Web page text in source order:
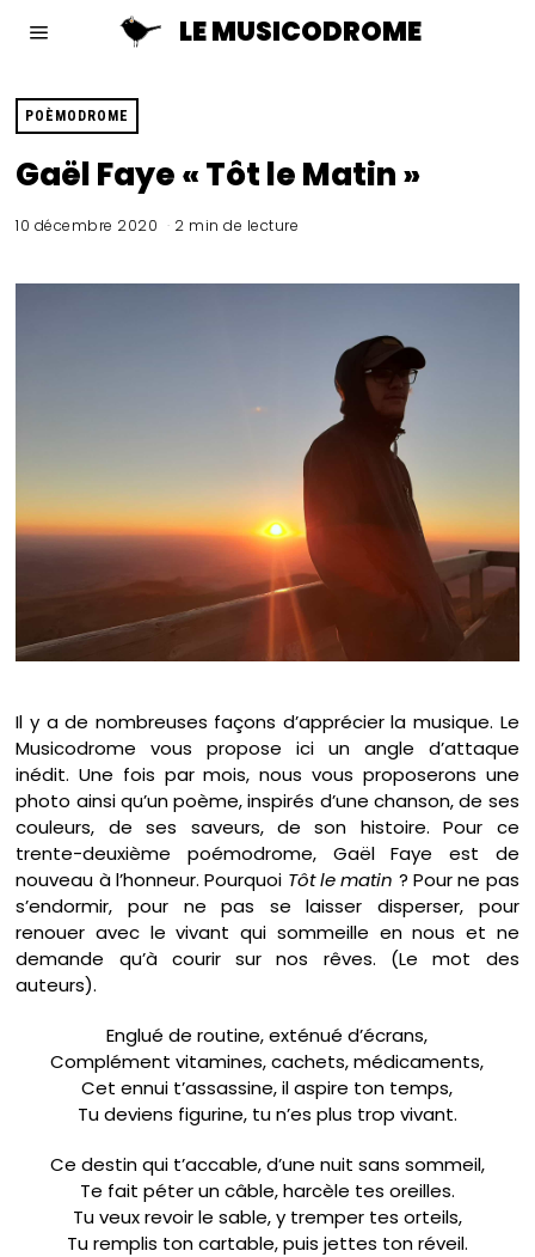
LE MUSICODROME
POÈMODROME
Gaël Faye « Tôt le Matin »
10 décembre 2020 2 min de lecture
Il y a de nombreuses façons d’apprécier la musique. Le
Musicodrome vous propose ici un angle d’attaque
inédit. Une fois par mois, nous vous proposerons une
photo ainsi qu’un poème, inspirés d’une chanson, de ses
couleurs, de ses saveurs, de son histoire. Pour ce
trente-deuxième poémodrome, Gaël Faye est de
nouveau à l’honneur. Pourquoi Tôt le matin ? Pour ne pas
s’endormir, pour ne pas se laisser disperser, pour
renouer avec le vivant qui sommeille en nous et ne
demande qu’à courir sur nos rêves. (Le mot des
auteurs).
Englué de routine, exténué d’écrans,
Complément vitamines, cachets, médicaments,
Cet ennui t’assassine, il aspire ton temps,
Tu deviens figurine, tu n’es plus trop vivant.
Ce destin qui t’accable, d’une nuit sans sommeil,
Te fait péter un câble, harcèle tes oreilles.
Tu veux revoir le sable, y tremper tes orteils,
Tu remplis ton cartable, puis jettes ton réveil.